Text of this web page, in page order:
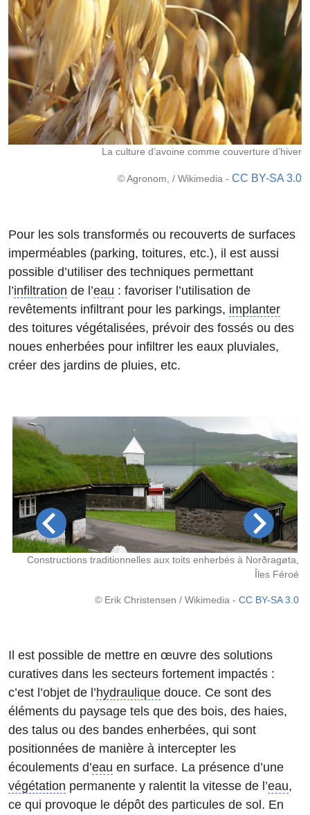
La culture d’avoine comme couverture d’hiver
© Agronom, / Wikimedia - CC BY-SA 3.0
Pour les sols transformés ou recouverts de surfaces
imperméables (parking, toitures, etc.), il est aussi
possible d’utiliser des techniques permettant
l’infiltration de l’eau : favoriser l’utilisation de
revêtements infiltrant pour les parkings, implanter
des toitures végétalisées, prévoir des fossés ou des
noues enherbées pour infiltrer les eaux pluviales,
créer des jardins de pluies, etc.
Constructions traditionnelles aux toits enherbés à Norðragøta,
Îles Féroé
© Erik Christensen / Wikimedia - CC BY-SA 3.0
Il est possible de mettre en œuvre des solutions
curatives dans les secteurs fortement impactés :
c’est l’objet de l’hydraulique douce. Ce sont des
éléments du paysage tels que des bois, des haies,
des talus ou des bandes enherbées, qui sont
positionnées de manière à intercepter les
écoulements d’eau en surface. La présence d’une
végétation permanente y ralentit la vitesse de l’eau,
ce qui provoque le dépôt des particules de sol. En